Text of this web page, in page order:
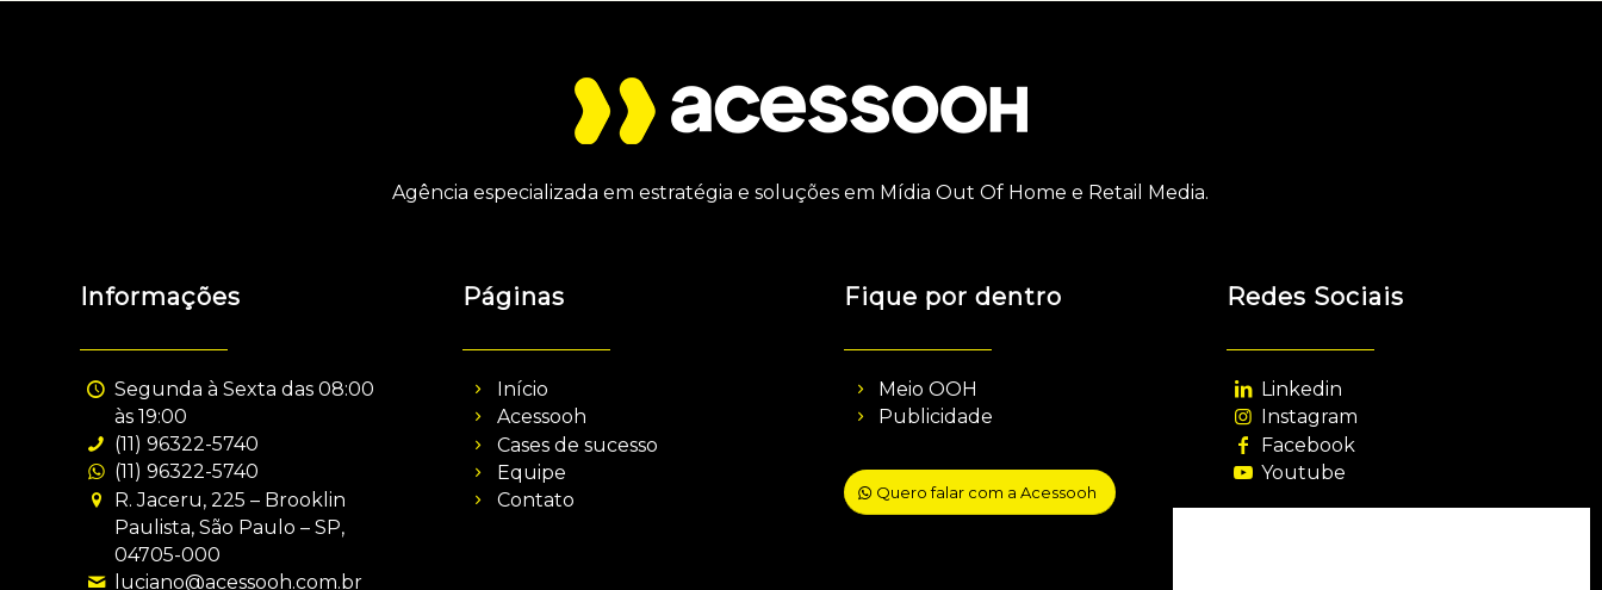
Agência especializada em estratégia e soluções em Mídia Out Of Home e Retail Media.
Informações
Segunda à Sexta das 08:00
às 19:00
(11) 96322-5740
(11) 96322-5740
R. Jaceru, 225 – Brooklin
Paulista, São Paulo – SP,
04705-000
luciano@acessooh.com.br
Páginas
Início
Acessooh
Cases de sucesso
Equipe
Contato
Fique por dentro
Meio OOH
Publicidade
Quero falar com a Acessooh
Redes Sociais
Linkedin
Instagram
Facebook
Youtube